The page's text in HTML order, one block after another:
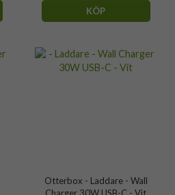
KÖP
Otterbox - Laddare - Wall